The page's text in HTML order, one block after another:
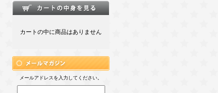
カートの中に商品はありません
メールアドレスを入力してください。